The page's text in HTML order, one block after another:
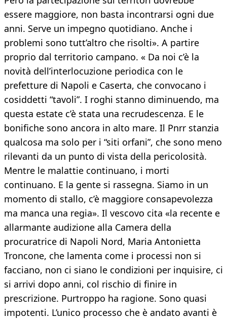
essere maggiore, non basta incontrarsi ogni due
anni. Serve un impegno quotidiano. Anche i
problemi sono tutt’altro che risolti». A partire
proprio dal territorio campano. « Da noi c’è la
novità dell’interlocuzione periodica con le
prefetture di Napoli e Caserta, che convocano i
cosiddetti “tavoli”. I roghi stanno diminuendo, ma
questa estate c’è stata una recrudescenza. E le
bonifiche sono ancora in alto mare. Il Pnrr stanzia
qualcosa ma solo per i “siti orfani”, che sono meno
rilevanti da un punto di vista della pericolosità.
Mentre le malattie continuano, i morti
continuano. E la gente si rassegna. Siamo in un
momento di stallo, c’è maggiore consapevolezza
ma manca una regia». Il vescovo cita «la recente e
allarmante audizione alla Camera della
procuratrice di Napoli Nord, Maria Antonietta
Troncone, che lamenta come i processi non si
facciano, non ci siano le condizioni per inquisire, ci
si arrivi dopo anni, col rischio di finire in
prescrizione. Purtroppo ha ragione. Sono quasi
impotenti. L’unico processo che è andato avanti è